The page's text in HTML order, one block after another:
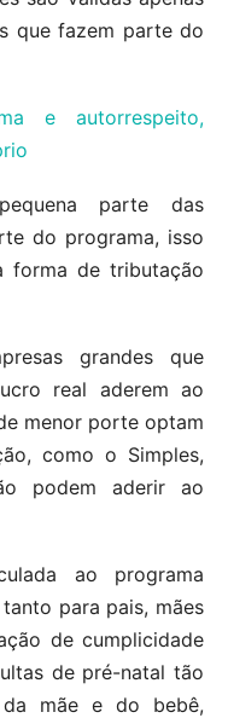
que fazem parte do
e autorrespeito,
parte das
do programa, isso
forma de tributação
grandes que
real aderem ao
menor porte optam
como o Simples,
podem aderir ao
ao programa
para pais, mães
de cumplicidade
de pré-natal tão
da mãe e do bebê,